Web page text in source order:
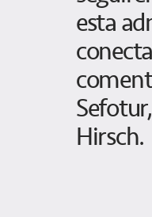
esta
Hirsch.